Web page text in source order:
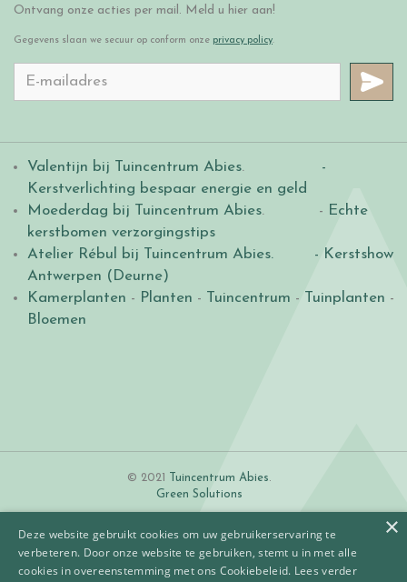
Ontvang onze acties per mail. Meld u hier aan!
Gegevens slaan we secuur op conform onze privacy policy.
Valentijn bij Tuincentrum Abies.
-
Kerstverlichting bespaar energie en geld
Moederdag bij Tuincentrum Abies. - Echte
kerstbomen verzorgingstips
Atelier Rébul bij Tuincentrum Abies.
- Kerstshow
Antwerpen (Deurne)
Kamerplanten - Planten - Tuincentrum - Tuinplanten -
Bloemen
© 2021 Tuincentrum Abies
Green Solutions
×
Deze website gebruikt cookies om uw gebruikerservaring te
verbeteren. Door onze website te gebruiken, stemt u in met alle
cookies in overeenstemming met ons Cookiebeleid. Lees verder